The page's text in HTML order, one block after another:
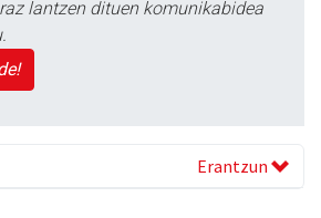
lantzen dituen komunikabidea
Erantzun